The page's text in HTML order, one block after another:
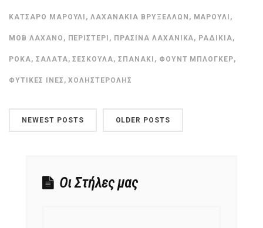
ΚΑΤΣΑΡΌ ΜΑΡΟΎΛΙ ,ΛΑΧΑΝΆΚΙΑ ΒΡΥΞΕΛΛΏΝ , ΜΑΡΟΎΛΙ ,
ΜΟΒ ΛΆΧΑΝΟ , ΠΕΡΙΣΤΈΡΙ , ΠΡΆΣΙΝΑ ΛΑΧΑΝΙΚΆ, ΡΑΔΊΚΙΑ,
ΡΌΚΑ, ΣΑΛΆΤΑ,ΣΈΣΚΟΥΛΑ,ΣΠΑΝΆΚΙ , ΦΟΥΝΤ ΜΠΛΌΓΚΕΡ,
ΦΥΤΙΚΈΣ ΊΝΕΣ ,ΧΟΛΗΣΤΕΡΌΛΗΣ
NEWEST POSTS OLDER POSTS
Οι Στήλες μας